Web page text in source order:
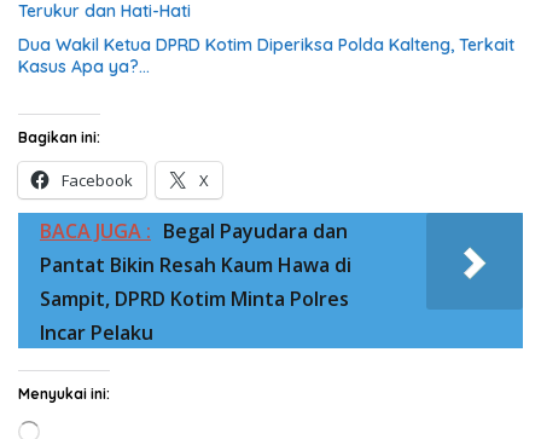
Terukur dan Hati-Hati
Dua Wakil Ketua DPRD Kotim Diperiksa Polda Kalteng, Terkait
Kasus Apa ya?…
Bagikan ini:
Facebook X
BACA JUGA : Begal Payudara dan
Pantat Bikin Resah Kaum Hawa di
Sampit, DPRD Kotim Minta Polres
Incar Pelaku
Menyukai ini:
Memuat...